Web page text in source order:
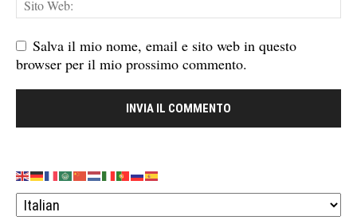
Salva il mio nome, email e sito web in questo
browser per il mio prossimo commento.